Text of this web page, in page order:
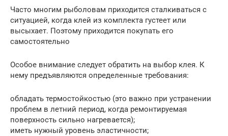
Часто многим рыболовам приходится сталкиваться с
ситуацией, когда клей из комплекта густеет или
высыхает. Поэтому приходится покупать его
самостоятельно
Особое внимание следует обратить на выбор клея. К
нему предъявляются определенные требования:
обладать термостойкостью (это важно при устранении
проблем в летний период, когда ремонтируемая
поверхность сильно нагревается);
иметь нужный уровень эластичности;